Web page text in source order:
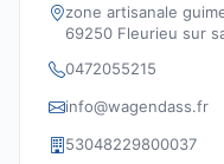
zone artisanale
69250 Fleurieu sur
0472055215
info@wagendass.fr
53048229800037